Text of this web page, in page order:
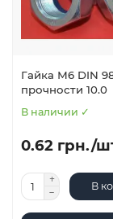
Гайка М6 DIN
прочности 10.0
В наличии ✓
0.62 грн./
В